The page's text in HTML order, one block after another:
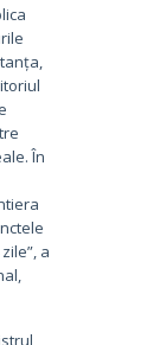
În
a